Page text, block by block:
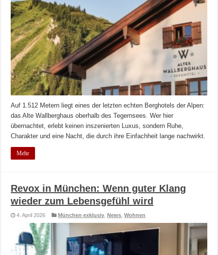
Auf 1.512 Metern liegt eines der letzten echten Berghotels der Alpen:
das Alte Wallberghaus oberhalb des Tegernsees. Wer hier
übernachtet, erlebt keinen inszenierten Luxus, sondern Ruhe,
Charakter und eine Nacht, die durch ihre Einfachheit lange nachwirkt.
Mehr
Revox in München: Wenn guter Klang
wieder zum Lebensgefühl wird
4. April 2026 München exklusiv ,News ,Wohnen